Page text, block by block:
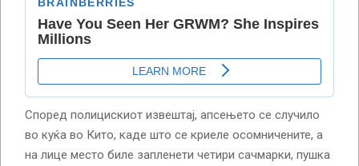
Според полицискиот извештај, апсењето се случило
во куќа во Кито, каде што се криеле осомничените, а
на лице место биле запленети четири сачмарки, пушка